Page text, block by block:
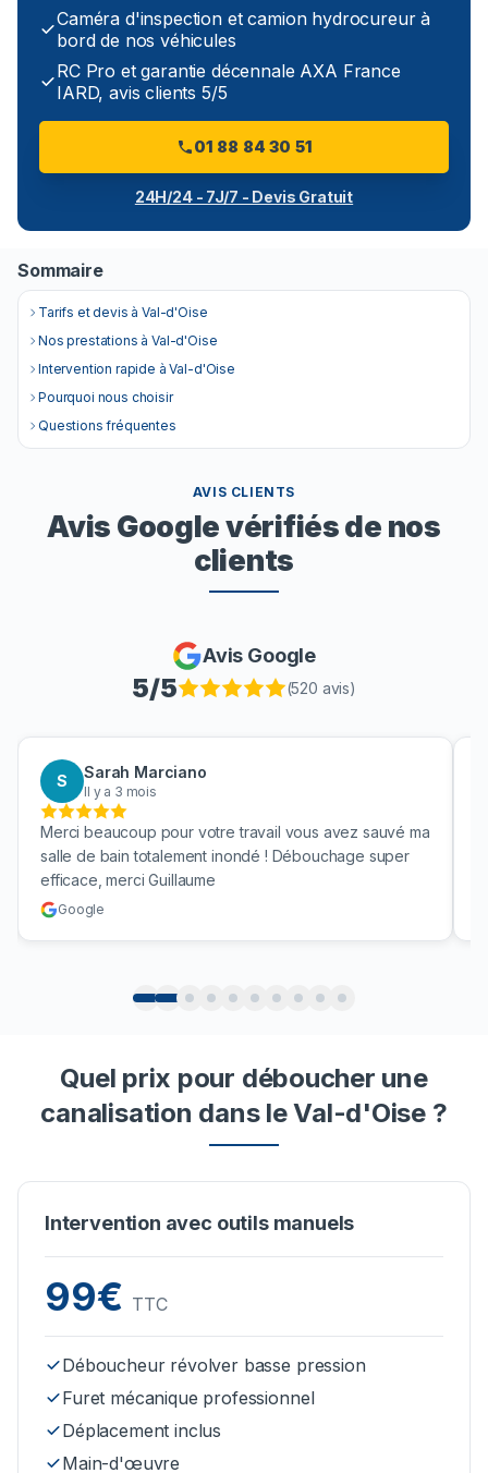
Caméra d'inspection et camion hydrocureur à
bord de nos véhicules
RC Pro et garantie décennale AXA France
IARD, avis clients 5/5
01 88 84 30 51
24H/24 - 7J/7 - Devis Gratuit
Sommaire
Tarifs et devis à Val-d'Oise
Nos prestations à Val-d'Oise
Intervention rapide à Val-d'Oise
Pourquoi nous choisir
Questions fréquentes
AVIS CLIENTS
Avis Google vérifiés de nos
clients
Avis Google
5/5 (520 avis)
S Sarah Marciano
Il y a 3 mois
Merci beaucoup pour votre travail vous avez sauvé ma
salle de bain totalement inondé ! Débouchage super
efficace, merci Guillaume
Google
Quel prix pour déboucher une
canalisation dans le Val-d'Oise ?
Intervention avec outils manuels
99€ TTC
Déboucheur révolver basse pression
Furet mécanique professionnel
Déplacement inclus
Main-d'œuvre